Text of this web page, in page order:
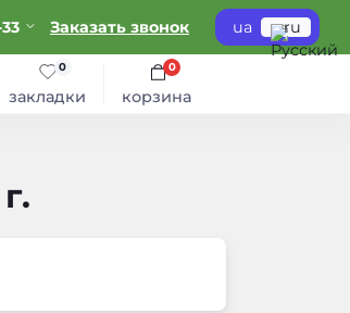
Заказать звонок ua ru
закладки
0
корзина
0